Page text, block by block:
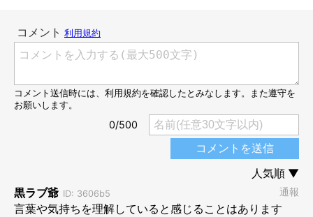
「大丈夫？ 元気出して！」
@niko71212202
そしてエルちゃんは、自分のおもちゃ箱からボールを取り出し、
さらにぬいぐるみも持ってきて床に置き、じーっと見つめてきた
のだそう。